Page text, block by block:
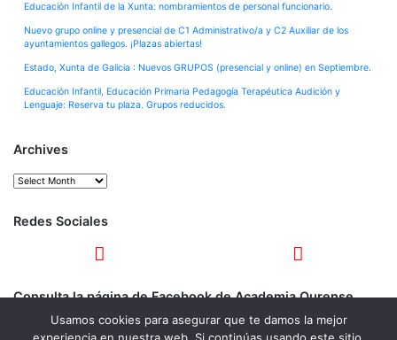
Educación Infantil de la Xunta: nombramientos de personal funcionario.
Nuevo grupo online y presencial de C1 Administrativo/a y C2 Auxiliar de los
ayuntamientos gallegos. ¡Plazas abiertas!
Estado, Xunta de Galicia : Nuevos GRUPOS (presencial y online) en Septiembre.
Educación Infantil, Educación Primaria Pedagogía Terapéutica Audición y
Lenguaje: Reserva tu plaza. Grupos reducidos.
Archives
Archives
Redes Sociales
Consulta la página de Facebook de Academia Ourense
Usamos cookies para asegurar que te damos la mejor